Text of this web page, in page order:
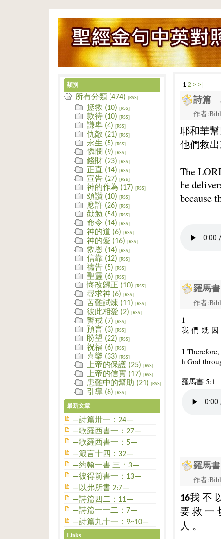
1 2 > >|
詩篇
作者
耶和華
他們救
The
he
because
羅馬
作者
1
我 們 既 因
1
h God
羅馬書 5:1
羅馬
作者
16我不
要救 一
人 。
類別
所有分類 (474) [RSS]
拯救 (10) [RSS]
款待 (10) [RSS]
謙卑 (4) [RSS]
仇敵 (21) [RSS]
永生 (5) [RSS]
憐憫 (9) [RSS]
錢財 (23) [RSS]
正直 (14) [RSS]
宣告 (27) [RSS]
神的作為 (17) [RSS]
頌讚 (10) [RSS]
應許 (26) [RSS]
勸勉 (54) [RSS]
命令 (14) [RSS]
神的道 (6) [RSS]
神的愛 (16) [RSS]
救恩 (14) [RSS]
信靠 (12) [RSS]
禱告 (5) [RSS]
聖靈 (6) [RSS]
悔改歸正 (10) [RSS]
尋求神 (6) [RSS]
苦難試煉 (11) [RSS]
彼此相愛 (2) [RSS]
警戒 (7) [RSS]
預言 (3) [RSS]
盼望 (22) [RSS]
祝福 (6) [RSS]
喜樂 (33) [RSS]
上帝的保護 (25) [RSS]
上帝的信實 (17) [RSS]
患難中的幫助 (21) [RSS]
引導 (8) [RSS]
最新文章
—詩篇卅一：24—
—歌羅西書一：27—
—歌羅西書一：5—
—箴言十四：32—
—約翰一書 三：3—
—彼得前書一：13—
—以弗所書 2:7—
—詩篇四二：11—
—詩篇一一二：7—
—詩篇九十一：9~10—
Links